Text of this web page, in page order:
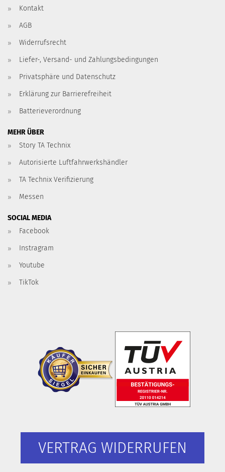
Kontakt
AGB
Widerrufsrecht
Liefer-, Versand- und Zahlungsbedingungen
Privatsphäre und Datenschutz
Erklärung zur Barrierefreiheit
Batterieverordnung
MEHR ÜBER
Story TA Technix
Autorisierte Luftfahrwerkshändler
TA Technix Verifizierung
Messen
SOCIAL MEDIA
Facebook
Instragram
Youtube
TikTok
VERTRAG WIDERRUFEN